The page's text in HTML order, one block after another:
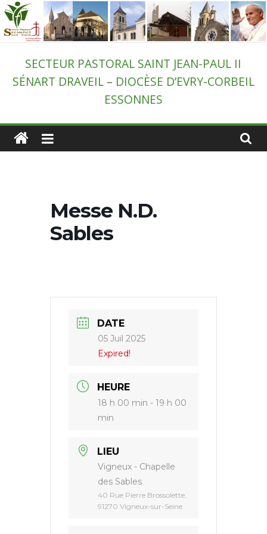
Passer
au
contenu
Secteur
pastoral
de
Draveil
Paul
SECTEUR PASTORAL SAINT JEAN-PAUL II
SÉNART DRAVEIL– DIOCÈSE D’EVRY-CORBEIL
ESSONNES
Messe N.D.
Sables
DATE
05 Juil 2025
Expired!
HEURE
18 h 00 min - 19 h 00
min
LIEU
Vigneux - Chapelle
des Sables
40 Rue Pierre Brossolette,
91270 Vigneux-sur-Seine